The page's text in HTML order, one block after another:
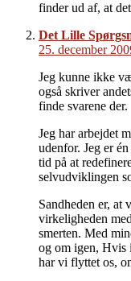
finder ud af, at
Det Lille
25. december
Jeg kunne ikke
også skriver
finde svarene der.
Jeg har arbejdet
udenfor. Jeg er
tid på at
selvudviklingen
Sandheden er,
virkeligheden
smerten. Med
og om igen, Hvis
har vi flyttet os,